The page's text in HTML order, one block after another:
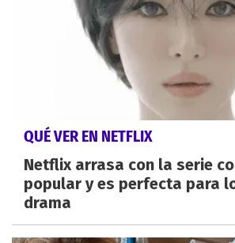
QUÉ VER EN NETFLIX
Netflix arrasa con la serie
popular y es perfecta para
drama